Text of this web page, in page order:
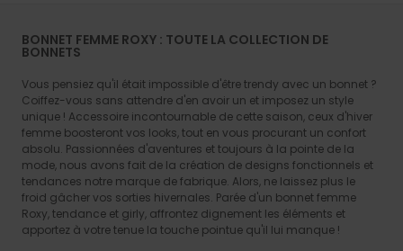
BONNET FEMME ROXY : TOUTE LA COLLECTION DE
BONNETS
Vous pensiez qu'il était impossible d'être trendy avec un bonnet ?
Coiffez-vous sans attendre d'en avoir un et imposez un style
unique ! Accessoire incontournable de cette saison, ceux d'hiver
femme boosteront vos looks, tout en vous procurant un confort
absolu. Passionnées d'aventures et toujours à la pointe de la
mode, nous avons fait de la création de designs fonctionnels et
tendances notre marque de fabrique. Alors, ne laissez plus le
froid gâcher vos sorties hivernales. Parée d'un bonnet femme
Roxy, tendance et girly, affrontez dignement les éléments et
apportez à votre tenue la touche pointue qu'il lui manque !